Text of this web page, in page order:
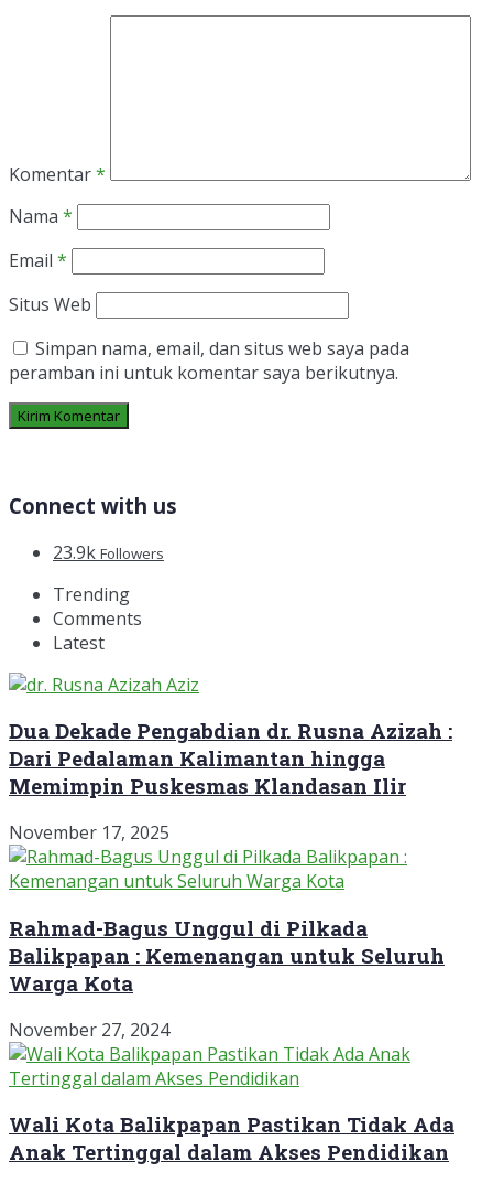
Komentar*
Nama *
Email *
Situs Web
Simpan nama, email, dan situs web saya pada
peramban ini untuk komentar saya berikutnya.
Connect with us
23.9k Followers
Trending
Comments
Latest
Dua Dekade Pengabdian dr. Rusna Azizah :
Dari Pedalaman Kalimantan hingga
Memimpin Puskesmas Klandasan Ilir
November 17, 2025
Rahmad-Bagus Unggul di Pilkada
Balikpapan : Kemenangan untuk Seluruh
Warga Kota
November 27, 2024
Wali Kota Balikpapan Pastikan Tidak Ada
Anak Tertinggal dalam Akses Pendidikan